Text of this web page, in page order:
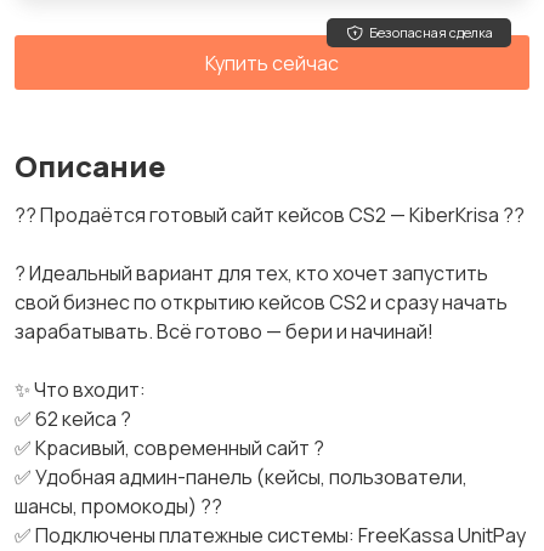
Описание
?? Продаётся готовый сайт кейсов CS2 — KiberKrisa ??
? Идеальный вариант для тех, кто хочет запустить
свой бизнес по открытию кейсов CS2 и сразу начать
зарабатывать. Всё готово — бери и начинай!
✨ Что входит:
✅ 62 кейса ?
✅ Красивый, современный сайт ?
✅ Удобная админ-панель (кейсы, пользователи,
шансы, промокоды) ?‍?
✅ Подключены платежные системы: FreeKassa UnitPay
Безопасная сделка
Купить сейчас